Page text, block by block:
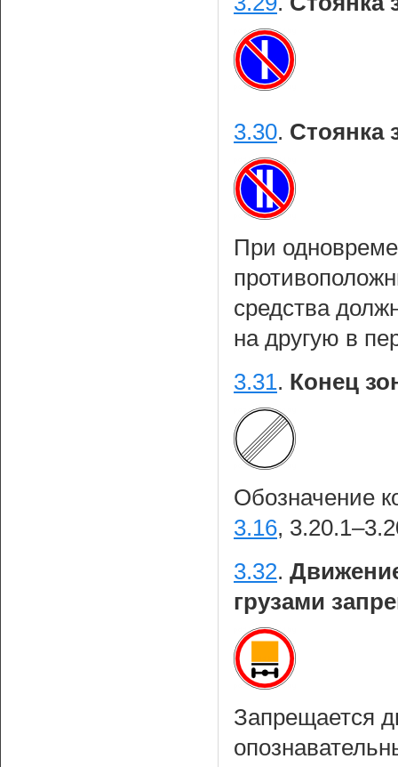
3.30. Стоянка
При
средства
на другую в
3.31. Конец
Обозначение
3.16,
3.32.
грузами
Запрещается